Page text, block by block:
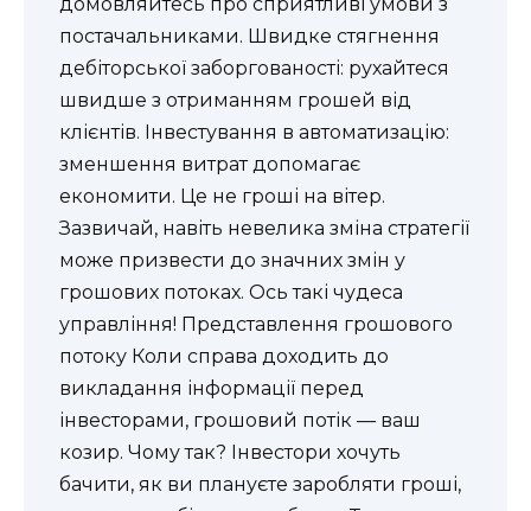
постачальниками. Швидке стягнення
дебіторської заборгованості: рухайтеся
швидше з отриманням грошей від
клієнтів. Інвестування в автоматизацію:
зменшення витрат допомагає
економити. Це не гроші на вітер.
Зазвичай, навіть невелика зміна стратегії
може призвести до значних змін у
грошових потоках. Ось такі чудеса
управління! Представлення грошового
потоку Коли справа доходить до
викладання інформації перед
інвесторами, грошовий потік — ваш
козир. Чому так? Інвестори хочуть
бачити, як ви плануєте заробляти гроші,